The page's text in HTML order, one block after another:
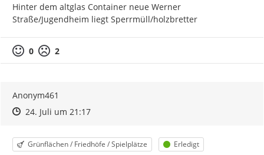
Hinter dem altglas Container neue Werner
Straße/Jugendheim liegt Sperrmüll/holzbretter
0 2
Anonym461
Zeitpunkt des Erstellens
Zeitpunkt des Erstellens
24. Juli um 21:17Zur Äußerung
Kategorie
Grünflächen / Friedhöfe / Spielplätze Status
Erledigt